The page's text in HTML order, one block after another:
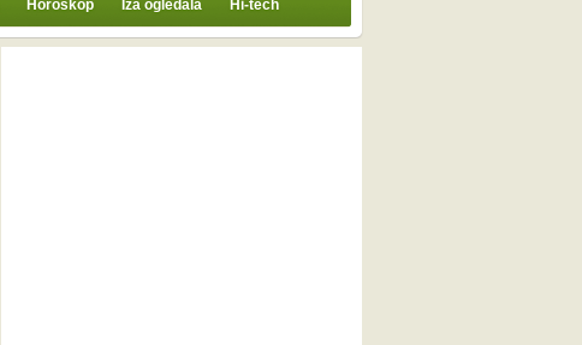
Horoskop Iza ogledala Hi-tech